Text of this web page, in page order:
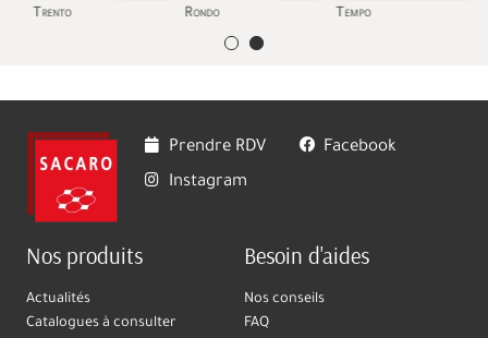
Trento Rondo Tempo
Prendre RDV
Facebook
Instagram
Nos produits
Actualités
Catalogues à consulter
Besoin d'aides
Nos conseils
FAQ